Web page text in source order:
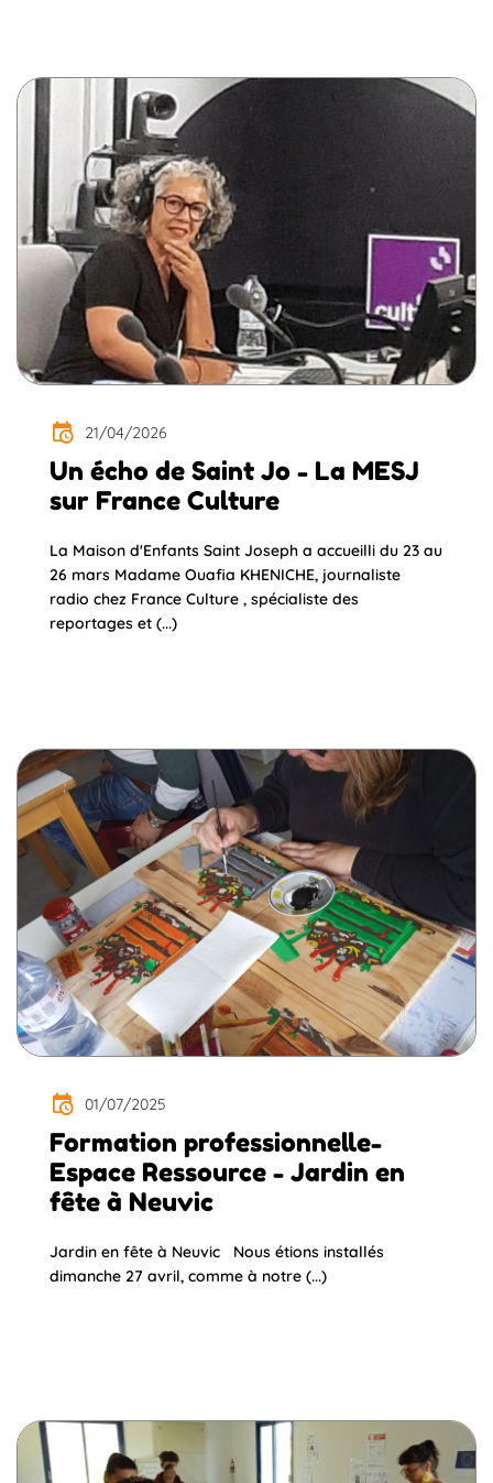
21/04/2026
Un écho de Saint Jo - La MESJ
sur France Culture
La Maison d'Enfants Saint Joseph a accueilli du 23 au
26 mars Madame Ouafia KHENICHE, journaliste
radio chez France Culture , spécialiste des
reportages et (...)
01/07/2025
Formation professionnelle-
Espace Ressource - Jardin en
fête à Neuvic
Jardin en fête à Neuvic Nous étions installés
dimanche 27 avril, comme à notre (...)